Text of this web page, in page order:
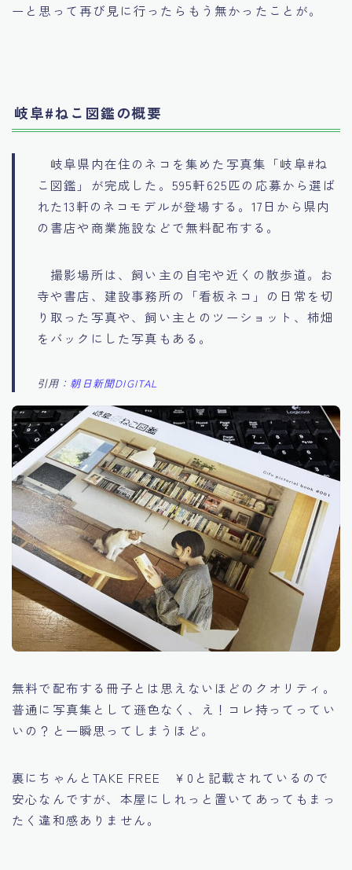
ーと思って再び見に行ったらもう無かったことが。
岐阜#ねこ図鑑の概要
岐阜県内在住のネコを集めた写真集「岐阜#ね
こ図鑑」が完成した。595軒625匹の応募から選ば
れた13軒のネコモデルが登場する。17日から県内
の書店や商業施設などで無料配布する。
撮影場所は、飼い主の自宅や近くの散歩道。お
寺や書店、建設事務所の「看板ネコ」の日常を切
り取った写真や、飼い主とのツーショット、柿畑
をバックにした写真もある。
引用： 朝日新聞DIGITAL
無料で配布する冊子とは思えないほどのクオリティ。
普通に写真集として遜色なく、え！コレ持ってってい
いの？と一瞬思ってしまうほど。
裏にちゃんとTAKE FREE ￥0と記載されているので
安心なんですが、本屋にしれっと置いてあってもまっ
たく違和感ありません。